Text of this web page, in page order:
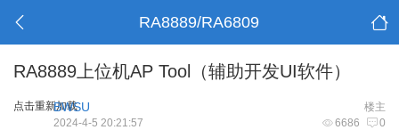
RA8889/RA6809
RA8889上位机AP Tool（辅助开发UI软件）
点击重新加载 楼主
BWSU
6686 0
2024-4-5 20:21:57